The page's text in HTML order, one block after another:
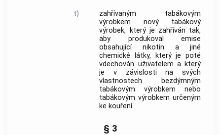
t)
zahřívaným tabákovým
výrobkem
nový tabákový
výrobek, který je zahříván tak,
aby produkoval emise
obsahující nikotin a jiné
chemické látky, který je poté
vdechován uživatelem a který
je v závislosti na svých
vlastnostech
bezdýmným
tabákovým výrobkem nebo
tabákovým výrobkem určeným
ke kouření.
§ 3